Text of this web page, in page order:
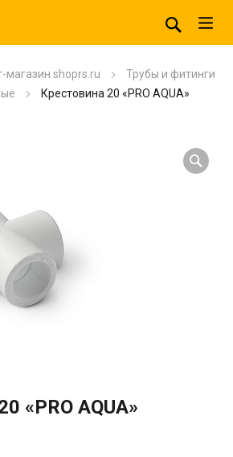
магазин shoprs.ru
Трубы и фитинги
Крестовина 20 «PRO AQUA»
«PRO AQUA»